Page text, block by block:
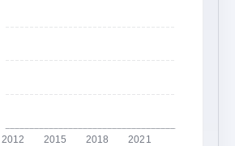
2012 2015 2018 2021